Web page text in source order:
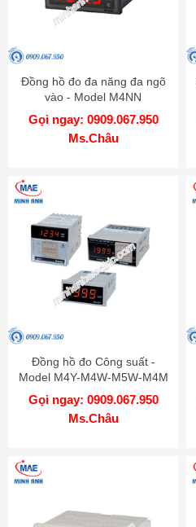
Đồng hồ đo đa năng đa ngõ
vào - Model M4NN
Gọi ngay: 0909.067.950
Ms.Châu
Đồng hồ đo Công suất -
Model M4Y-M4W-M5W-M4M
Gọi ngay: 0909.067.950
Ms.Châu